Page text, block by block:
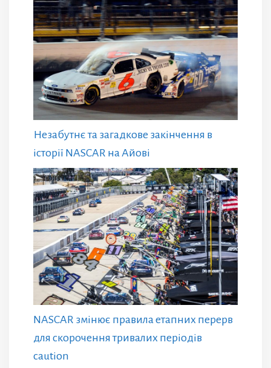
Незабутнє та загадкове закінчення в
історії NASCAR на Айові
NASCAR змінює правила етапних перерв
для скорочення тривалих періодів
caution